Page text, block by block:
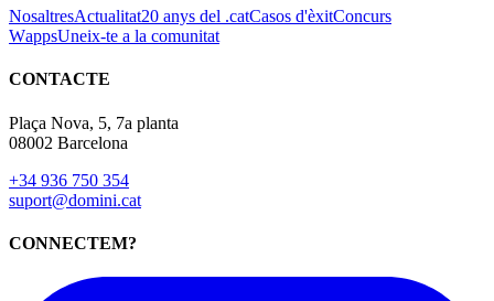
NosaltresActualitat20 anys del .catCasos d'èxitConcurs
WappsUneix-te a la comunitat
CONTACTE
Plaça Nova, 5, 7a planta
08002 Barcelona
+34 936 750 354
suport@domini.cat
CONNECTEM?